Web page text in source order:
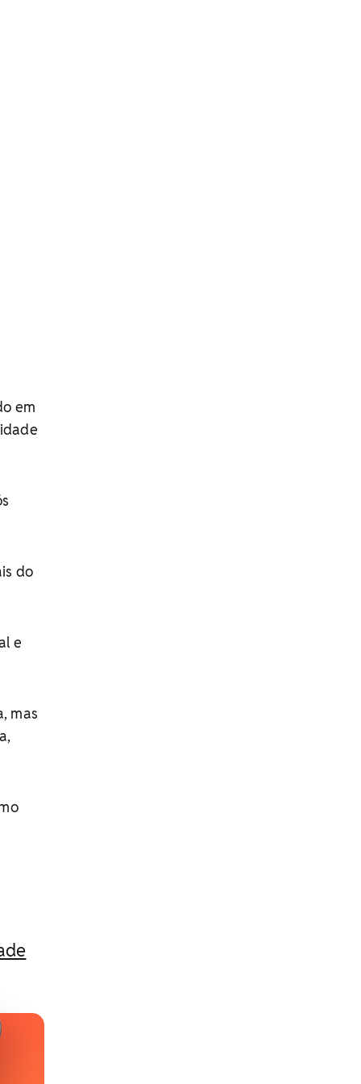
em
do
e
mas